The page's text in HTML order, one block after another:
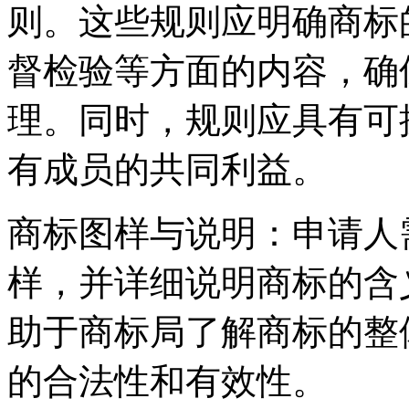
则。这些规则应明确商
督检验等方面的内容，
理。同时，规则应具有
有成员的共同利益。
商标图样与说明‌：申请
样，并详细说明商标的
助于商标局了解商标的
的合法性和有效性。